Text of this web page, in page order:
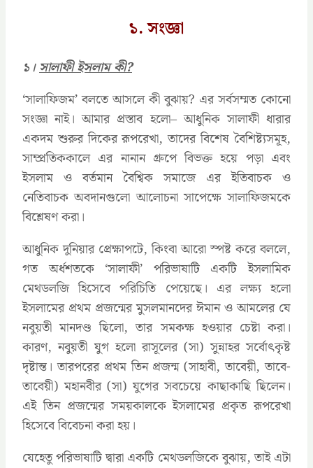
১. সংজ্ঞা
১।সালাফী ইসলাম কী?
‘সালাফিজম’ বলতে আসলে কী বুঝায়? এর সর্বসম্মত কোনো
সংজ্ঞা নাই। আমার প্রস্তাব হলো– আধুনিক সালাফী ধারার
একদম শুরুর দিকের রূপরেখা, তাদের বিশেষ বৈশিষ্ট্যসমূহ,
সাম্প্রতিককালে এর নানান গ্রুপে বিভক্ত হয়ে পড়া এবং
ইসলাম ও বর্তমান বৈশ্বিক সমাজে এর ইতিবাচক ও
নেতিবাচক অবদানগুলো আলোচনা সাপেক্ষে সালাফিজমকে
বিশ্লেষণ করা।
আধুনিক দুনিয়ার প্রেক্ষাপটে, কিংবা আরো স্পষ্ট করে বললে,
গত অর্ধশতকে ‘সালাফী’ পরিভাষাটি একটি ইসলামিক
মেথডলজি হিসেবে পরিচিতি পেয়েছে। এর লক্ষ্য হলো
ইসলামের প্রথম প্রজন্মের মুসলমানদের ঈমান ও আমলের যে
নবুয়তী মানদণ্ড ছিলো, তার সমকক্ষ হওয়ার চেষ্টা করা।
কারণ, নবুয়তী যুগ হলো রাসূলের (সা) সুন্নাহর সর্বোৎকৃষ্ট
দৃষ্টান্ত। তারপরের প্রথম তিন প্রজন্ম (সাহাবী, তাবেয়ী, তাবে-
তাবেয়ী) মহানবীর (সা) যুগের সবচেয়ে কাছাকাছি ছিলেন।
এই তিন প্রজন্মের সময়কালকে ইসলামের প্রকৃত রূপরেখা
হিসেবে বিবেচনা করা হয়।
যেহেতু পরিভাষাটি দ্বারা একটি মেথডলজিকে বুঝায়, তাই এটা